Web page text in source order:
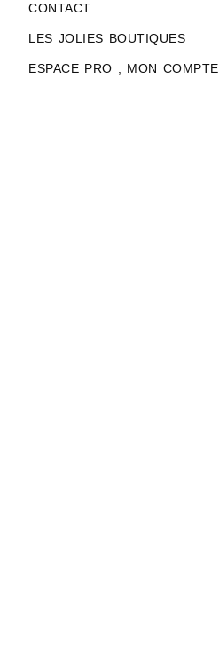
CONTACT
LES JOLIES BOUTIQUES
ESPACE PRO , MON COMPTE